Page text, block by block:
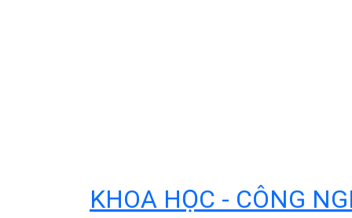
KHOA HỌC - CÔNG